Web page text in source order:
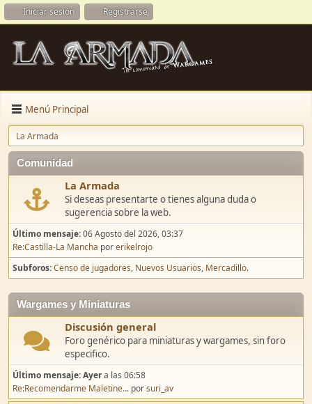
Iniciar sesión Registrarse
Menú Principal
La Armada
Comunidad
La Armada
Si deseas presentarte o tienes alguna duda o
sugerencia sobre la web.
Último mensaje:06 Agosto del 2026, 03:37
Re:Castilla-La Mancha porerikelrojo
Subforos Censo de jugadores Nuevos Usuarios Mercadillo.
Wargames y Miniaturas
Discusión general
Foro genérico para miniaturas y wargames, sin foro
especifico.
Último mensaje:Ayera las 06:58
Re:Recomendarme Maletine... porsuri_av